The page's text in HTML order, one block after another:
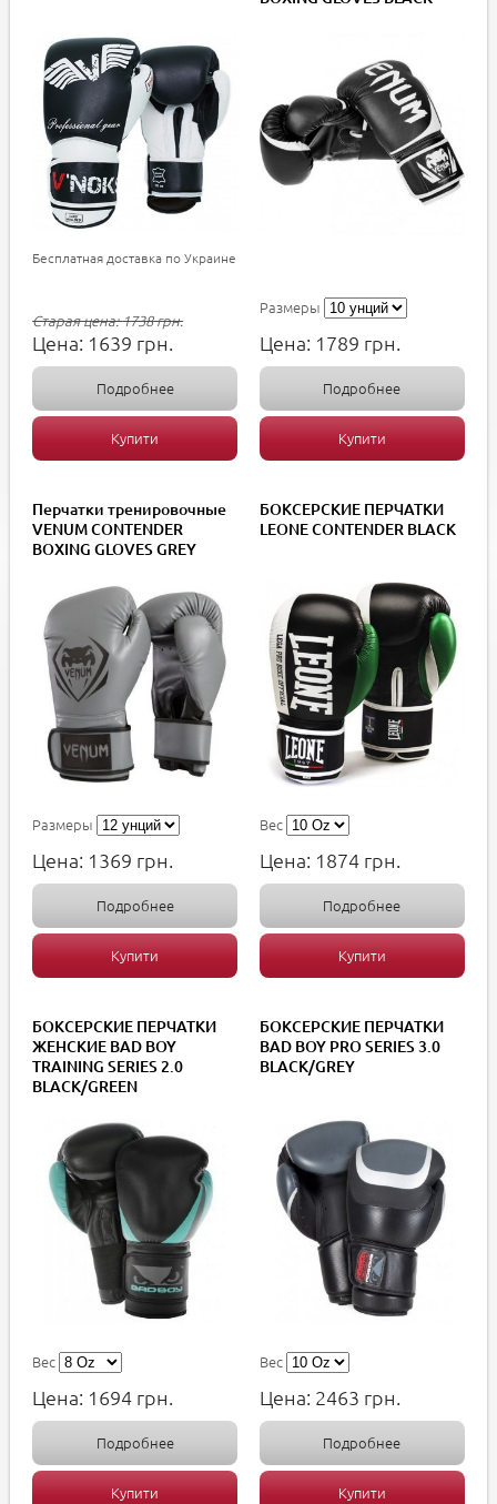
Бесплатная доставка по Украине
Старая цена:1738грн.
Цена: 1639 грн.
Подробнее
Купити
Размеры
Цена: 1789 грн.
Подробнее
Купити
Перчатки тренировочные
VENUM CONTENDER
BOXING GLOVES GREY
Размеры
Цена: 1369 грн.
Подробнее
Купити
БОКСЕРСКИЕ ПЕРЧАТКИ
LEONE CONTENDER BLACK
Вес
Цена: 1874 грн.
Подробнее
Купити
БОКСЕРСКИЕ ПЕРЧАТКИ
ЖЕНСКИЕ BAD BOY
TRAINING SERIES 2.0
BLACK/GREEN
Вес
Цена: 1694 грн.
Подробнее
Купити
БОКСЕРСКИЕ ПЕРЧАТКИ
BAD BOY PRO SERIES 3.0
BLACK/GREY
Вес
Цена: 2463 грн.
Подробнее
Купити